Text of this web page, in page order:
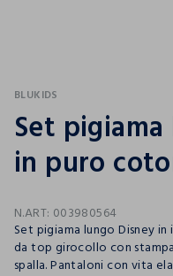
BLUKIDS
Set
in puro
N.ART: 003980564
Set pigiama lungo Disney
da top girocollo con
spalla. Pantaloni con vita